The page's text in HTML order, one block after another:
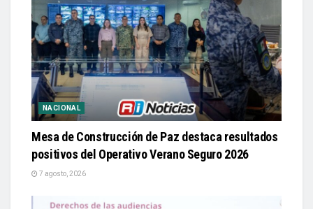
NACIONAL
Mesa de Construcción de Paz destaca resultados
positivos del Operativo Verano Seguro 2026
7 agosto, 2026